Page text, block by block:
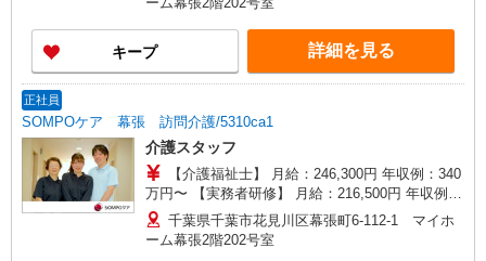
キープ 詳細を見る
正社員
SOMPOケア 幕張 訪問介護/5310ca1
介護スタッフ
【介護福祉士】 月給：246,300円 年収例：340
万円〜 【実務者研修】 月給：216,500円 年収例：
300万円〜 【初任者研修】 月給：207,700円 年収
例：290万円〜 ※職務手当、働きがい向上手当、
日祝手当（月平均2回分）等、毎月平均的に支払わ
千葉県千葉市花見川区幕張町6-112-1 マイホ
ーム幕張2階202号室